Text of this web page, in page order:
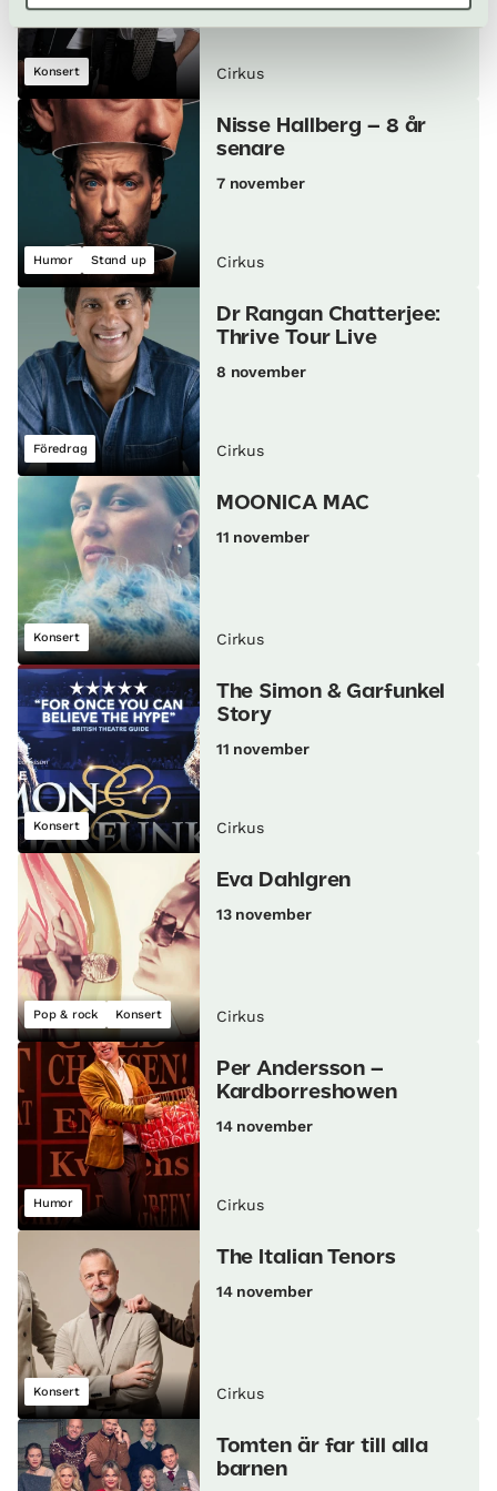
Konsert
6 november
Cirkus
Humor Stand up
Nisse Hallberg – 8 år
senare
7 november
Cirkus
Föredrag
Dr Rangan Chatterjee:
Thrive Tour Live
8 november
Cirkus
Konsert
MOONICA MAC
11 november
Cirkus
Konsert
The Simon & Garfunkel
Story
11 november
Cirkus
Pop & rock Konsert
Eva Dahlgren
13 november
Cirkus
Humor
Per Andersson –
Kardborreshowen
14 november
Cirkus
Konsert
The Italian Tenors
14 november
Cirkus
Tomten är far till alla
barnen